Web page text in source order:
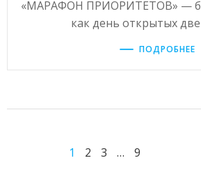
«МАРАФОН ПРИОРИТЕТОВ» —
как день открытых
ПОДРОБНЕЕ
Posts
Page
1 Page
2 Page
3 … Page
9